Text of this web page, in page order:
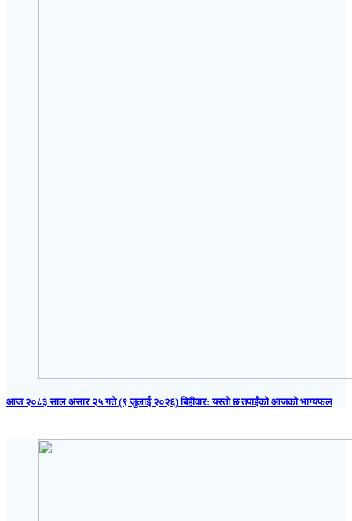
आज २०८३ साल असार २५ गते (९ जुलाई २०२६) बिहीवार: यस्तो छ तपाईंको आजको भाग्यफल